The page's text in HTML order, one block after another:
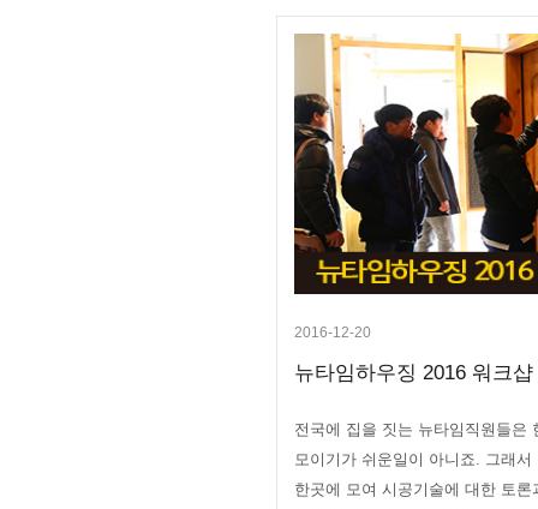
2016-12-20
뉴타임하우징 2016 워크
전국에 집을 짓는 뉴타임직원들은
모이기가 쉬운일이 아니죠. 그래
한곳에 모여 시공기술에 대한 토